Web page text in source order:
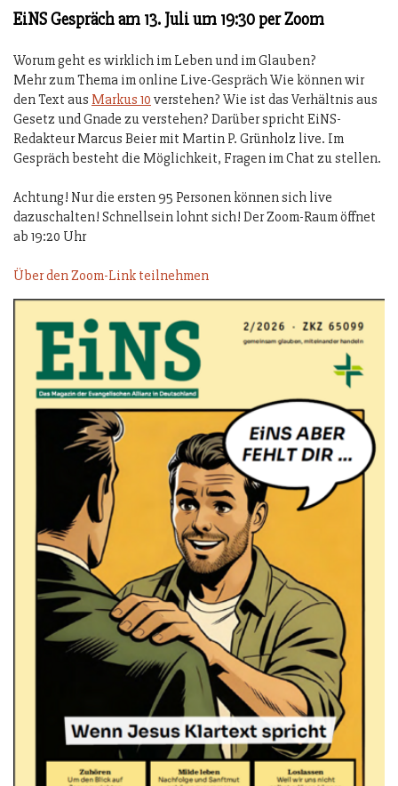
EiNS Gespräch am 13. Juli um 19:30 per Zoom
Worum geht es wirklich im Leben und im Glauben?
Mehr zum Thema im online Live-Gespräch Wie können wir
den Text aus Markus 10 verstehen? Wie ist das Verhältnis aus
Gesetz und Gnade zu verstehen? Darüber spricht EiNS-
Redakteur Marcus Beier mit Martin P. Grünholz live. Im
Gespräch besteht die Möglichkeit, Fragen im Chat zu stellen.
Achtung! Nur die ersten 95 Personen können sich live
dazuschalten! Schnellsein lohnt sich! Der Zoom-Raum öffnet
ab 19:20 Uhr
Über den Zoom-Link teilnehmen